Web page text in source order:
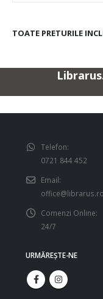
TOATE PRETURILE
Telefon:
0721 844 452
Email:
office@librarus.ro
Comenzi Online:
24/7
URMĂREŞTE-NE